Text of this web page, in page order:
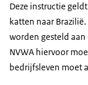
Deze instructie
katten naar
worden gesteld
NVWA hiervoor
bedrijfsleven moet